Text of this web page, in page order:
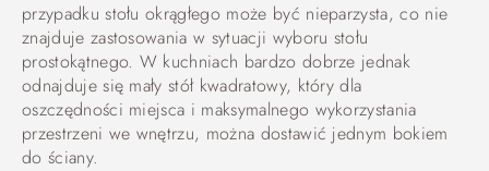
przypadku stołu okrągłego może być nieparzysta, co nie
znajduje zastosowania w sytuacji wyboru stołu
prostokątnego. W kuchniach bardzo dobrze jednak
odnajduje się mały stół kwadratowy, który dla
oszczędności miejsca i maksymalnego wykorzystania
przestrzeni we wnętrzu, można dostawić jednym bokiem
do ściany.